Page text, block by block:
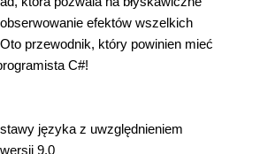
efektów wszelkich
przewodnik, który powinien mieć
C#!
języka z uwzględnieniem
9.0